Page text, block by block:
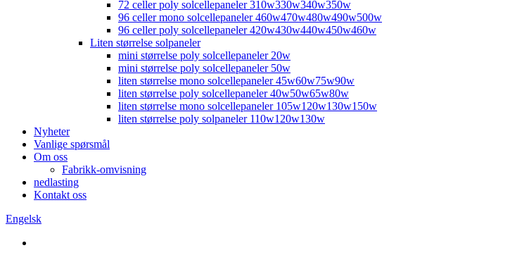
72 celler poly solcellepaneler 310w330w340w350w
96 celler mono solcellepaneler 460w470w480w490w500w
96 celler poly solcellepaneler 420w430w440w450w460w
Liten størrelse solpaneler
mini størrelse poly solcellepaneler 20w
mini størrelse poly solcellepaneler 50w
liten størrelse mono solcellepaneler 45w60w75w90w
liten størrelse poly solcellepaneler 40w50w65w80w
liten størrelse mono solcellepaneler 105w120w130w150w
liten størrelse poly solpaneler 110w120w130w
Nyheter
Vanlige spørsmål
Om oss
Fabrikk-omvisning
nedlasting
Kontakt oss
Engelsk